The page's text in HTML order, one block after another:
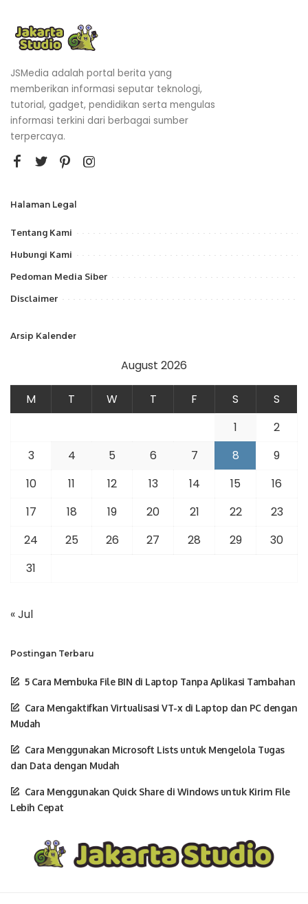
JSMedia adalah portal berita yang
memberikan informasi seputar teknologi,
tutorial, gadget, pendidikan serta mengulas
informasi terkini dari berbagai sumber
terpercaya.
Halaman Legal
Tentang Kami
Hubungi Kami
Pedoman Media Siber
Disclaimer
Arsip Kalender
August 2026
M T W T F S
S
1
2
3
4 5 6 7 8
9
10
11 12 13 14 15
16
17
18 19 20 21 22
23
24
25 26 27 28 29
30
31
« Jul
Postingan Terbaru
5 Cara Membuka File BIN di Laptop Tanpa Aplikasi Tambahan
Cara Mengaktifkan Virtualisasi VT-x di Laptop dan PC dengan
Mudah
Cara Menggunakan Microsoft Lists untuk Mengelola Tugas
dan Data dengan Mudah
Cara Menggunakan Quick Share di Windows untuk Kirim File
Lebih Cepat